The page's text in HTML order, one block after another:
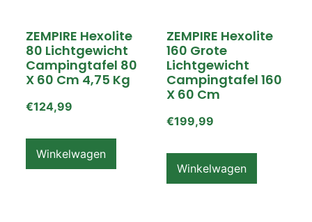
ZEMPIRE Hexolite
80 Lichtgewicht
Campingtafel 80
X 60 Cm 4,75 Kg
€124,99
Winkelwagen
ZEMPIRE Hexolite
160 Grote
Lichtgewicht
Campingtafel 160
X 60 Cm
€199,99
Winkelwagen